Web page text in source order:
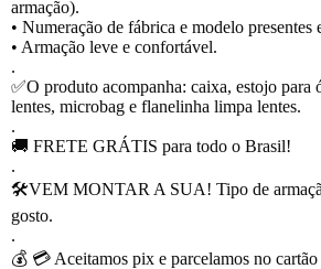
armação).
• Numeração de fábrica e modelo presentes
• Armação leve e confortável.
.
✅O produto acompanha: caixa, estojo para
lentes, microbag e flanelinha limpa lentes.
.
🚚 FRETE GRÁTIS para todo o Brasil!
.
🛠VEM MONTAR A SUA! Tipo de
gosto.
.
💰 💳 Aceitamos pix e parcelamos no